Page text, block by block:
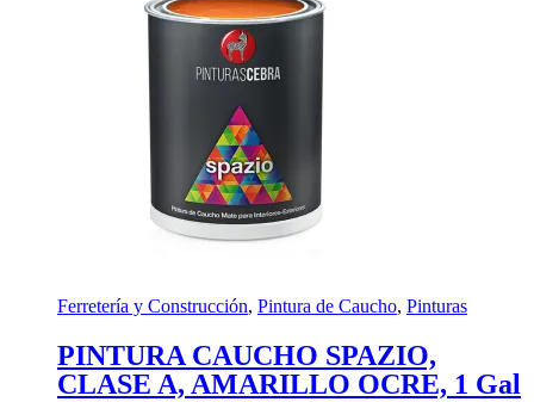
Ferretería y Construcción, Pintura de Caucho, Pinturas
PINTURA CAUCHO SPAZIO,
CLASE A, AMARILLO OCRE, 1 Gal